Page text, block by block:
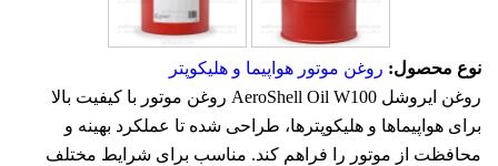
نوع محصول: روغن موتور هواپیما و هلیکوپتر
روغن ایروشل AeroShell Oil W100 روغن موتور با کیفیت بالا
برای هواپیماها و هلیکوپترها، طراحی شده تا عملکرد بهینه و
محافظت از موتور را فراهم کند. مناسب برای شرایط مختلف